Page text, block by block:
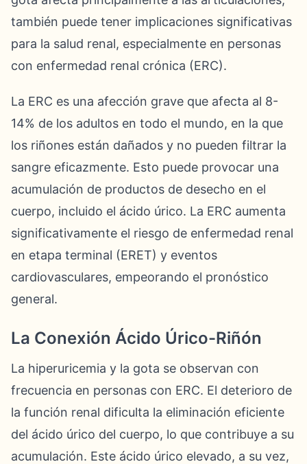
también puede tener implicaciones significativas
para la salud renal, especialmente en personas
con enfermedad renal crónica (ERC).
La ERC es una afección grave que afecta al 8-
14% de los adultos en todo el mundo, en la que
los riñones están dañados y no pueden filtrar la
sangre eficazmente. Esto puede provocar una
acumulación de productos de desecho en el
cuerpo, incluido el ácido úrico. La ERC aumenta
significativamente el riesgo de enfermedad renal
en etapa terminal (ERET) y eventos
cardiovasculares, empeorando el pronóstico
general.
La Conexión Ácido Úrico-Riñón
La hiperuricemia y la gota se observan con
frecuencia en personas con ERC. El deterioro de
la función renal dificulta la eliminación eficiente
del ácido úrico del cuerpo, lo que contribuye a su
acumulación. Este ácido úrico elevado, a su vez,